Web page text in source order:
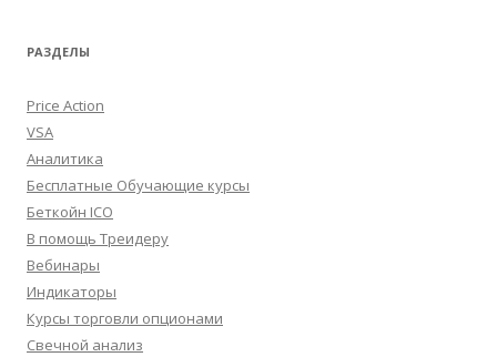
РАЗДЕЛЫ
Price Action
VSA
Аналитика
Бесплатные Обучающие курсы
Беткойн ICO
В помощь Треидеру
Вебинары
Индикаторы
Курсы торговли опционами
Свечной анализ